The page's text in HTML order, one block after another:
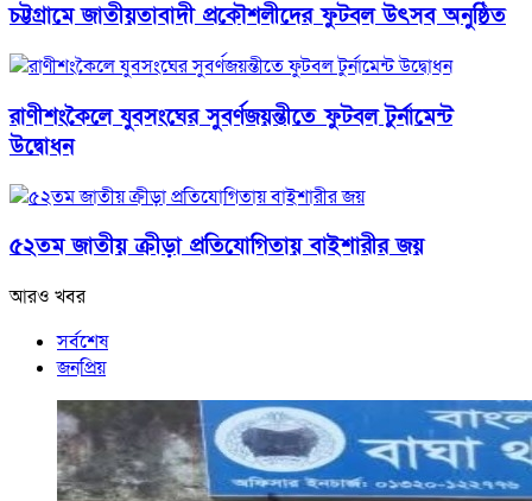
চট্টগ্রামে জাতীয়তাবাদী প্রকৌশলীদের ফুটবল উৎসব অনুষ্ঠিত
রাণীশংকৈলে যুবসংঘের সুবর্ণজয়ন্তীতে ফুটবল টুর্নামেন্ট
উদ্বোধন
৫২তম জাতীয় ক্রীড়া প্রতিযোগিতায় বাইশারীর জয়
আরও খবর
সর্বশেষ
জনপ্রিয়